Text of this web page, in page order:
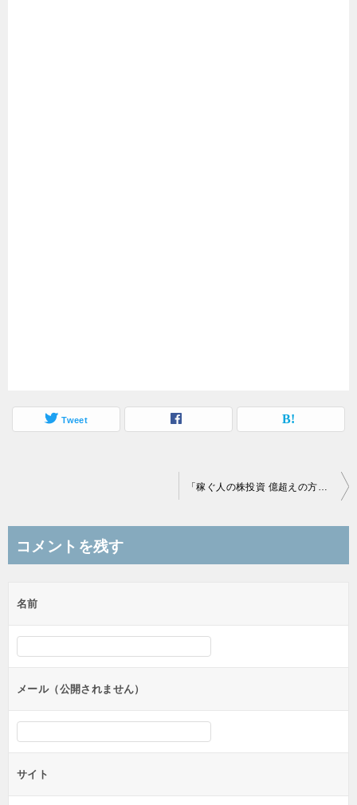
Tweet
ビ
ー
シ
ン
「稼ぐ人の株投資 億超えの方程式 9」に掲載されました
コメントを残す
名前
メール（公開されません）
サイト